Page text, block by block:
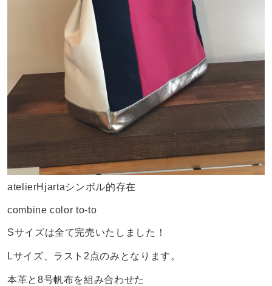
atelierHjartaシンボル的存在
combine color to-to
Sサイズは全て完売いたしました！
Lサイズ、ラスト2点のみとなります。
本革と8号帆布を組み合わせた